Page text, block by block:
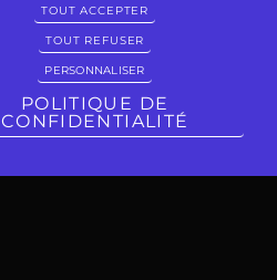
TOUT ACCEPTER
TOUT REFUSER
PERSONNALISER
POLITIQUE DE
CONFIDENTIALITÉ